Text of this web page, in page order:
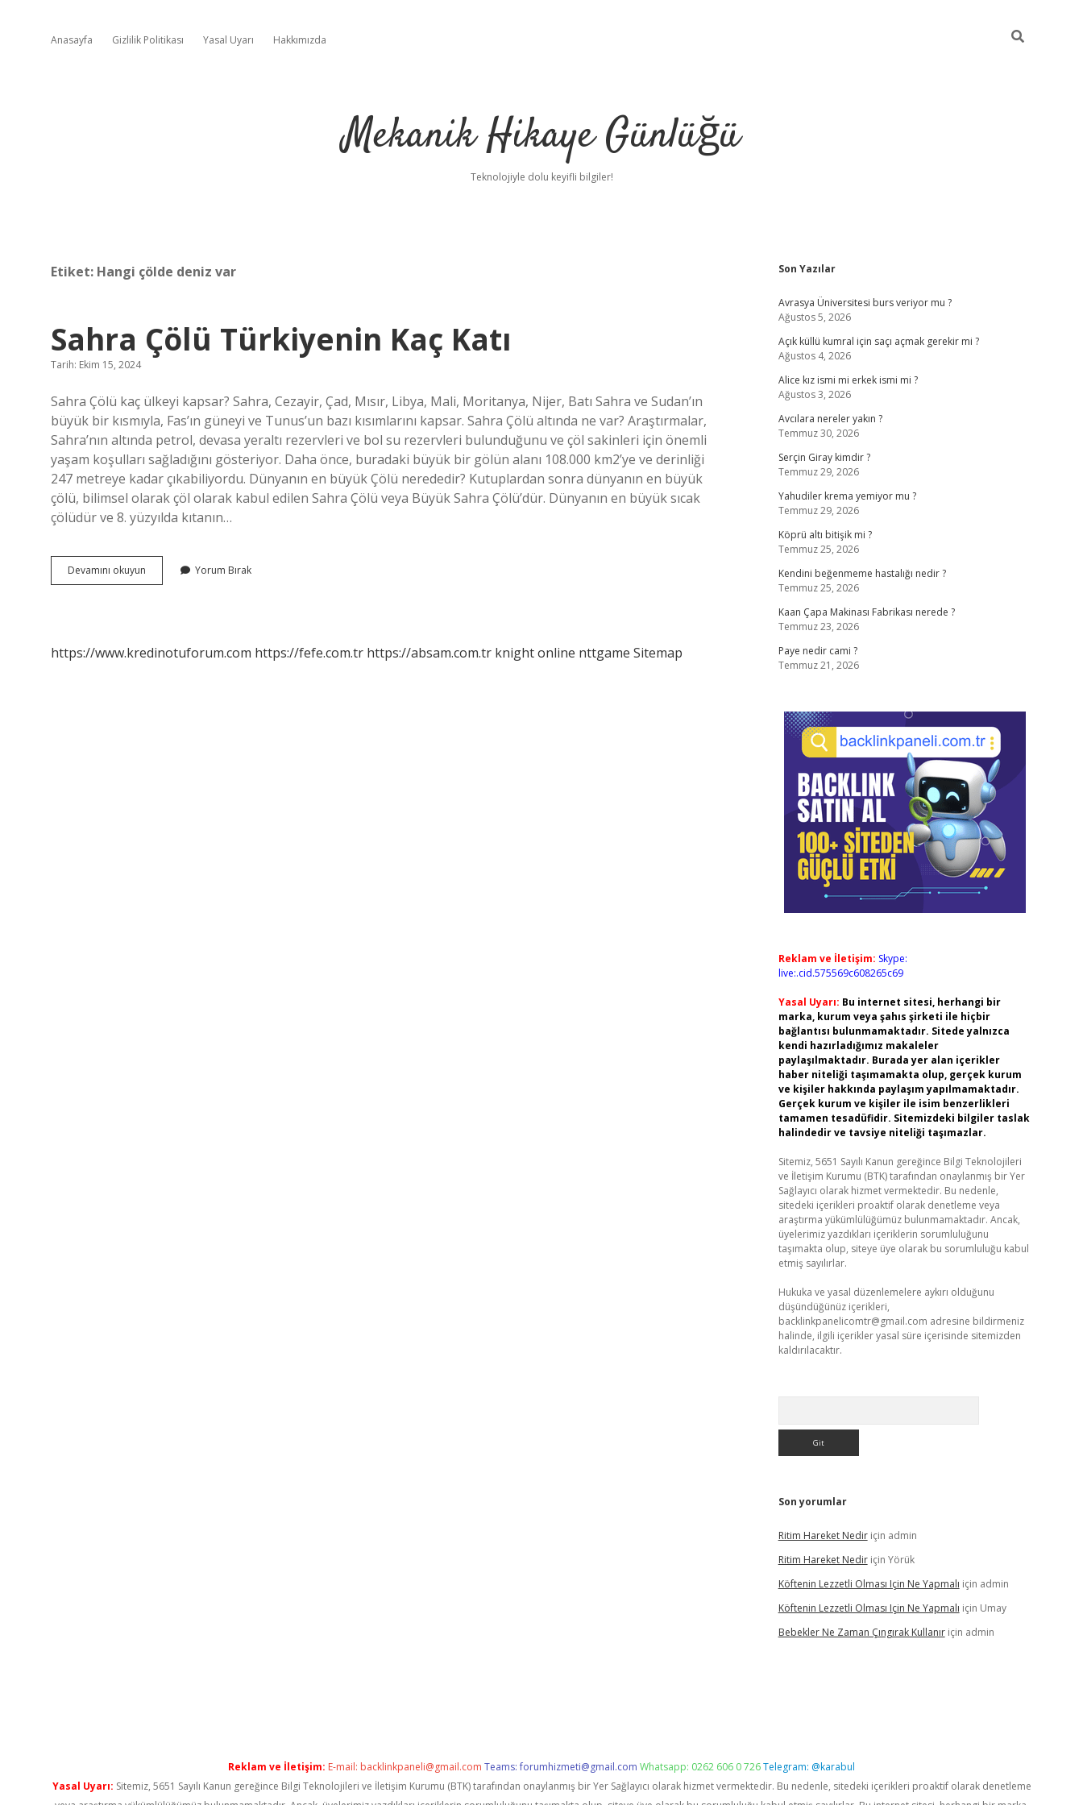
Anasayfa Gizlilik Politikası Yasal Uyarı Hakkımızda
Mekanik Hikaye Günlüğü
Teknolojiyle dolu keyifli bilgiler!
Etiket: Hangi çölde deniz var
Sahra Çölü Türkiyenin Kaç Katı
Tarih: Ekim 15, 2024
Sahra Çölü kaç ülkeyi kapsar? Sahra, Cezayir, Çad, Mısır, Libya, Mali, Moritanya, Nijer, Batı Sahra ve Sudan’ın
büyük bir kısmıyla, Fas’ın güneyi ve Tunus’un bazı kısımlarını kapsar. Sahra Çölü altında ne var? Araştırmalar,
Sahra’nın altında petrol, devasa yeraltı rezervleri ve bol su rezervleri bulunduğunu ve çöl sakinleri için önemli
yaşam koşulları sağladığını gösteriyor. Daha önce, buradaki büyük bir gölün alanı 108.000 km2’ye ve derinliği
247 metreye kadar çıkabiliyordu. Dünyanın en büyük Çölü nerededir? Kutuplardan sonra dünyanın en büyük
çölü, bilimsel olarak çöl olarak kabul edilen Sahra Çölü veya Büyük Sahra Çölü’dür. Dünyanın en büyük sıcak
çölüdür ve 8. yüzyılda kıtanın…
Devamını okuyun
Çölü
Yorum Bırak
https://www.kredinotuforum.com https://fefe.com.tr https://absam.com.tr knight online nttgame Sitemap
Sidebar
Son Yazılar
Avrasya Üniversitesi burs veriyor mu ?
Ağustos 5, 2026
Açık küllü kumral için saçı açmak gerekir mi ?
Ağustos 4, 2026
Alice kız ismi mi erkek ismi mi ?
Ağustos 3, 2026
Avcılara nereler yakın ?
Temmuz 30, 2026
Serçin Giray kimdir ?
Temmuz 29, 2026
Yahudiler krema yemiyor mu ?
Temmuz 29, 2026
Köprü altı bitişik mi ?
Temmuz 25, 2026
Kendini beğenmeme hastalığı nedir ?
Temmuz 25, 2026
Kaan Çapa Makinası Fabrikası nerede ?
Temmuz 23, 2026
Paye nedir cami ?
Temmuz 21, 2026
Reklam ve İletişim: Skype:
live:.cid.575569c608265c69
Yasal Uyarı: Bu internet sitesi, herhangi bir
marka, kurum veya şahıs şirketi ile hiçbir
bağlantısı bulunmamaktadır. Sitede yalnızca
kendi hazırladığımız makaleler
paylaşılmaktadır. Burada yer alan içerikler
haber niteliği taşımamakta olup, gerçek kurum
ve kişiler hakkında paylaşım yapılmamaktadır.
Gerçek kurum ve kişiler ile isim benzerlikleri
tamamen tesadüfidir. Sitemizdeki bilgiler taslak
halindedir ve tavsiye niteliği taşımazlar.
Sitemiz, 5651 Sayılı Kanun gereğince Bilgi Teknolojileri
ve İletişim Kurumu (BTK) tarafından onaylanmış bir Yer
Sağlayıcı olarak hizmet vermektedir. Bu nedenle,
sitedeki içerikleri proaktif olarak denetleme veya
araştırma yükümlülüğümüz bulunmamaktadır. Ancak,
üyelerimiz yazdıkları içeriklerin sorumluluğunu
taşımakta olup, siteye üye olarak bu sorumluluğu kabul
etmiş sayılırlar.
Hukuka ve yasal düzenlemelere aykırı olduğunu
düşündüğünüz içerikleri,
backlinkpanelicomtr@gmail.com adresine bildirmeniz
halinde, ilgili içerikler yasal süre içerisinde sitemizden
kaldırılacaktır.
Son yorumlar
Ritim Hareket Nediriçin admin
Ritim Hareket Nediriçin Yörük
Köftenin Lezzetli Olması Için Ne Yapmalı için admin
Köftenin Lezzetli Olması Için Ne Yapmalı için Umay
Bebekler Ne Zaman Çıngırak Kullanıriçin admin
Reklam ve İletişim: E-mail: backlinkpaneli@gmail.com Teams:forumhizmeti@gmail.com Whatsapp: 0262 606 0 726Telegram: @karabul
Yasal Uyarı: Sitemiz, 5651 Sayılı Kanun gereğince Bilgi Teknolojileri ve İletişim Kurumu (BTK) tarafından onaylanmış bir Yer Sağlayıcı olarak hizmet vermektedir. Bu nedenle, sitedeki içerikleri proaktif olarak denetleme